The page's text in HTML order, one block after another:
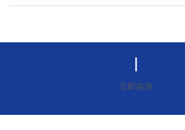
电子纸显示技术制
立即咨询